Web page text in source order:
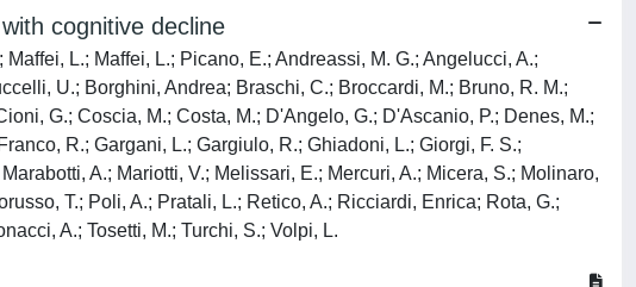
cognitive decline
L.; Maffei, L.; Picano, E.; Andreassi, M. G.; Angelucci, A.;
U.; Borghini, Andrea; Braschi, C.; Broccardi, M.; Bruno, R. M.;
G.; Coscia, M.; Costa, M.; D'Angelo, G.; D'Ascanio, P.; Denes, M.;
R.; Gargani, L.; Gargiulo, R.; Ghiadoni, L.; Giorgi, F. S.;
A.; Mariotti, V.; Melissari, E.; Mercuri, A.; Micera, S.; Molinaro,
T.; Poli, A.; Pratali, L.; Retico, A.; Ricciardi, Enrica; Rota, G.;
A.; Tosetti, M.; Turchi, S.; Volpi, L.